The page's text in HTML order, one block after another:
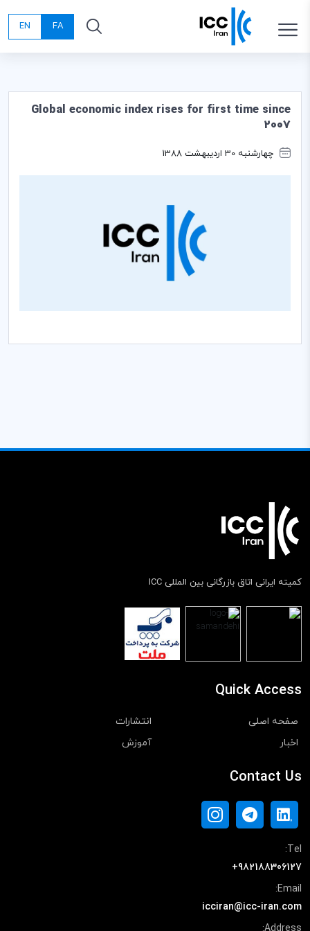
FA
EN
Global economic index rises for first time since
2007
چهارشنبه 30 اردیبهشت 1388
کمیته ایرانی اتاق بازرگانی بین المللی ICC
Quick Access
صفحه اصلی
انتشارات
اخبار
آموزش
Contact Us
Tel:
+982188306127
Email:
icciran@icc-iran.com